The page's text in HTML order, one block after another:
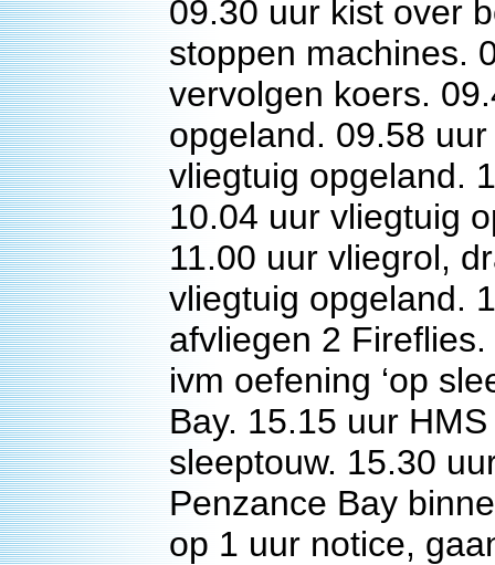
09.30 uur kist over
stoppen machines.
vervolgen koers.
opgeland. 09.58
vliegtuig opgeland.
10.04 uur vliegtuig
11.00 uur vliegrol,
vliegtuig opgeland.
afvliegen 2
ivm oefening ‘op
Bay. 15.15 uur
sleeptouw. 15.30
Penzance Bay
op 1 uur notice,